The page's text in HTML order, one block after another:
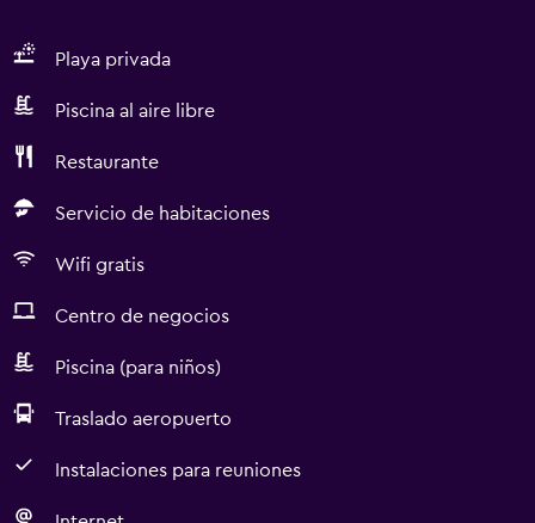
Playa privada
Piscina al aire libre
Restaurante
Servicio de habitaciones
Wifi gratis
Centro de negocios
Piscina (para niños)
Traslado aeropuerto
Instalaciones para reuniones